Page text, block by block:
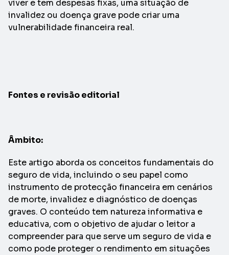
viver e tem despesas fixas, uma situação de
invalidez ou doença grave pode criar uma
vulnerabilidade financeira real.
Fontes e revisão editorial
Âmbito:
Este artigo aborda os conceitos fundamentais do
seguro de vida, incluindo o seu papel como
instrumento de protecção financeira em cenários
de morte, invalidez e diagnóstico de doenças
graves. O conteúdo tem natureza informativa e
educativa, com o objetivo de ajudar o leitor a
compreender para que serve um seguro de vida e
como pode proteger o rendimento em situações